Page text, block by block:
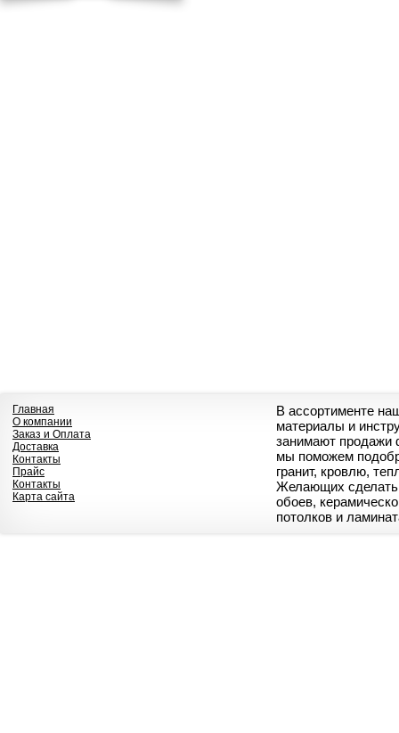
Главная
О компании
Заказ и Оплата
Доставка
Контакты
Прайс
Контакты
Карта сайта
В ассортименте
материалы и
занимают продажи
мы поможем
гранит, кровлю,
Желающих сделать
обоев,
потолков и